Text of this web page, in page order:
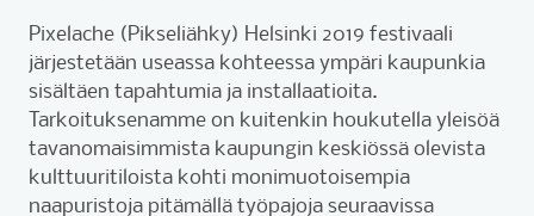
Pixelache (Pikseliähky) Helsinki 2019 festivaali
järjestetään useassa kohteessa ympäri kaupunkia
sisältäen tapahtumia ja installaatioita.
Tarkoituksenamme on kuitenkin houkutella yleisöä
tavanomaisimmista kaupungin keskiössä olevista
kulttuuritiloista kohti monimuotoisempia
naapuristoja pitämällä työpajoja seuraavissa